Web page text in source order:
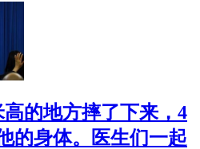
的地方摔了下来，4
的身体。医生们一起